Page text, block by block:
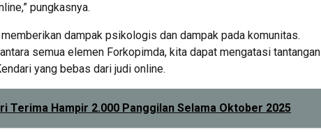
pungkasnya.
dampak psikologis dan dampak pada komunitas.
semua elemen Forkopimda, kita dapat mengatasi tantangan
yang bebas dari judi online.
Terima Hampir 2.000 Panggilan Selama Oktober 2025